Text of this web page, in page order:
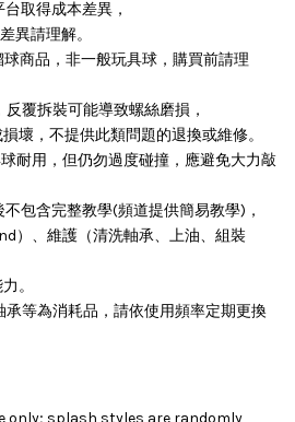
取得成本差異，
異請理解。
商品，非一般玩具球，購買前請理
覆拆裝可能導致螺絲磨損，
壞， 不提供此類問題的退換或維修。
耐用，但仍勿過度碰撞，應避免大力敲
包含完整教學(頻道提供簡易教學)，
）、維護（清洗軸承、上油、組裝
。
承等為消耗品，請依使用頻率定期更換
only; splash styles are randomly